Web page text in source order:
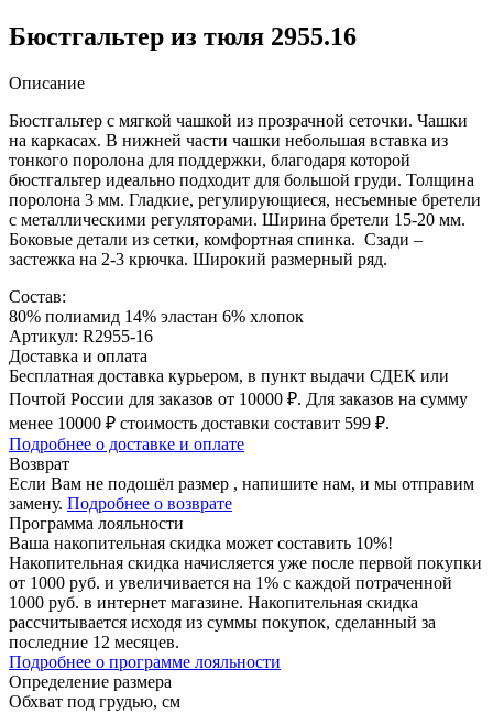
Бюстгальтер из тюля 2955.16
Описание
Бюстгальтер с мягкой чашкой из прозрачной сеточки. Чашки
на каркасах. В нижней части чашки небольшая вставка из
тонкого поролона для поддержки, благодаря которой
бюстгальтер идеально подходит для большой груди. Толщина
поролона 3 мм. Гладкие, регулирующиеся, несъемные бретели
с металлическими регуляторами. Ширина бретели 15-20 мм.
Боковые детали из сетки, комфортная спинка. Сзади –
застежка на 2-3 крючка. Широкий размерный ряд.
Состав:
80% полиамид 14% эластан 6% хлопок
Артикул: R2955-16
Доставка и оплата
Бесплатная доставка курьером, в пункт выдачи СДЕК или
Почтой России для заказов от 10000 ₽. Для заказов на сумму
менее 10000 ₽ стоимость доставки составит 599 ₽.
Подробнее о доставке и оплате
Возврат
Если Вам не подошёл размер , напишите нам, и мы отправим
замену. Подробнее о возврате
Программа лояльности
Ваша накопительная скидка может составить 10%!
Накопительная скидка начисляется уже после первой покупки
от 1000 руб. и увеличивается на 1% с каждой потраченной
1000 руб. в интернет магазине. Накопительная скидка
рассчитывается исходя из суммы покупок, сделанный за
последние 12 месяцев.
Подробнее о программе лояльности
Определение размера
Обхват под грудью, см